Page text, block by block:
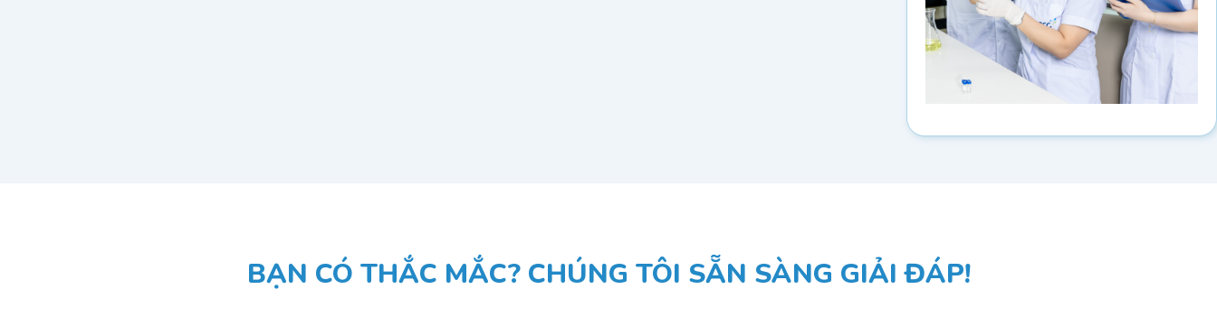
BẠN CÓ THẮC MẮC? CHÚNG TÔI SẴN SÀNG GIẢI ĐÁP!